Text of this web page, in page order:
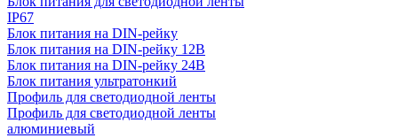
IP67
Блок питания на DIN-рейку
Блок питания на DIN-рейку 12В
Блок питания на DIN-рейку 24В
Блок питания ультратонкий
Профиль для светодиодной ленты
Профиль для светодиодной ленты
алюминиевый